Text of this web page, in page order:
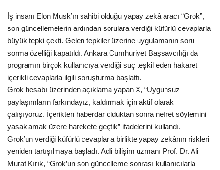
Sağlık
İletişim
Kültür Sanat
İş insanı Elon Musk’ın sahibi olduğu yapay zekâ aracı “Grok”,
son güncellemelerin ardından sorulara verdiği küfürlü cevaplarla
büyük tepki çekti. Gelen tepkiler üzerine uygulamanın soru
sorma özelliği kapatıldı. Ankara Cumhuriyet Başsavcılığı da
programın birçok kullanıcıya verdiği suç teşkil eden hakaret
içerikli cevaplarla ilgili soruşturma başlattı.
Grok hesabı üzerinden açıklama yapan X, “Uygunsuz
paylaşımların farkındayız, kaldırmak için aktif olarak
çalışıyoruz. İçerikten haberdar olduktan sonra nefret söylemini
yasaklamak üzere harekete geçtik” ifadelerini kullandı.
Grok’un verdiği küfürlü cevaplarla birlikte yapay zekânın riskleri
yeniden tartışılmaya başladı. Adli bilişim uzmanı Prof. Dr. Ali
Murat Kırık, “Grok’un son güncelleme sonrası kullanıcılarla